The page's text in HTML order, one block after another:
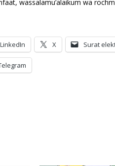
wassalamu’alaikum wa
LinkedIn X Surat